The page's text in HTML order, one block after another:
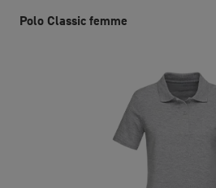
Polo Classic femme